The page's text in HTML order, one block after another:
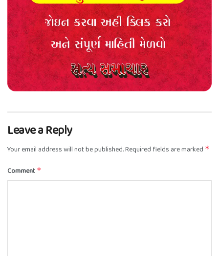
Leave a Reply
Your email address will not be published.Required fields are marked *
Comment *